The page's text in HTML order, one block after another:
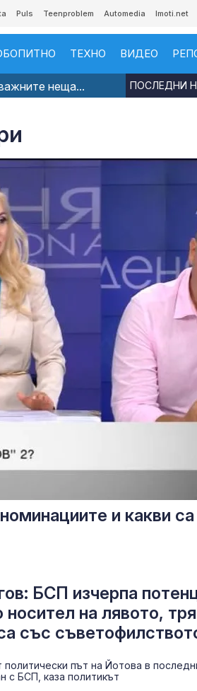
Puls Teenproblem Automedia Imoti.net
ТЕХНО ВИДЕО
неща... ПОСЛЕДНИ
и какви са
БСП изчерпа
носител на лявото,
със
политически път на Йотова в
с БСП, каза политикът